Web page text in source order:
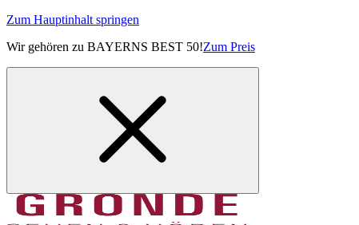
Zum Hauptinhalt springen
Wir gehören zu BAYERNS BEST 50!Zum Preis